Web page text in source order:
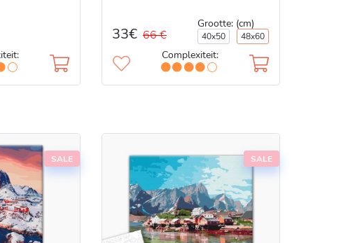
33€ 66 €
Grootte: (cm)
40x50 48x60
Complexiteit:
SALE SALE